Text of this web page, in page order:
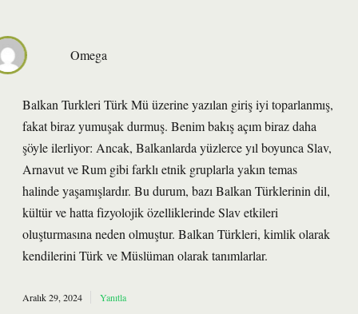
Omega
Balkan Turkleri Türk Mü üzerine yazılan giriş iyi toparlanmış,
fakat biraz yumuşak durmuş. Benim bakış açım biraz daha
şöyle ilerliyor: Ancak, Balkanlarda yüzlerce yıl boyunca Slav,
Arnavut ve Rum gibi farklı etnik gruplarla yakın temas
halinde yaşamışlardır. Bu durum, bazı Balkan Türklerinin dil,
kültür ve hatta fizyolojik özelliklerinde Slav etkileri
oluşturmasına neden olmuştur. Balkan Türkleri, kimlik olarak
kendilerini Türk ve Müslüman olarak tanımlarlar.
Aralık 29, 2024 Yanıtla